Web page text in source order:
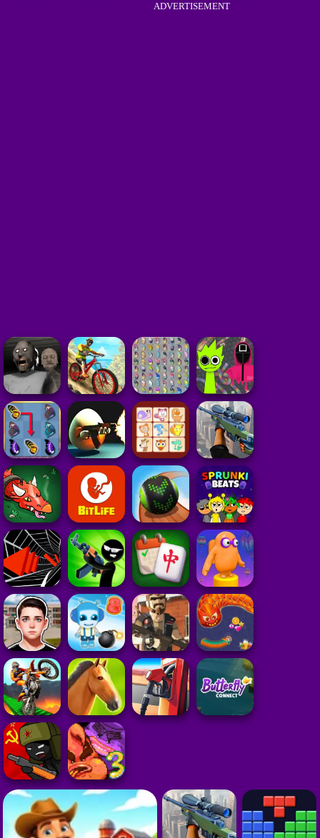
ADVERTISEMENT